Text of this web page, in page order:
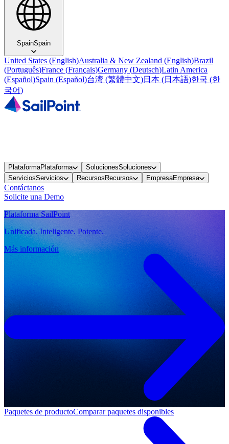
SpainSpain
United States (English)Australia & New Zealand (English)Brazil
(Português)France (Français)Germany (Deutsch)Latin America
(Español)Spain (Español)台湾 (繁體中文)日本 (日本語)한국 (한
국어)
PlataformaPlataforma SolucionesSoluciones
ServiciosServicios Recursos Recursos EmpresaEmpresa
Contáctanos
Solicite una Demo
Plataforma SailPoint
Unificada. Inteligente. Potente.
Más información
Paquetes de productoComparar paquetes disponibles